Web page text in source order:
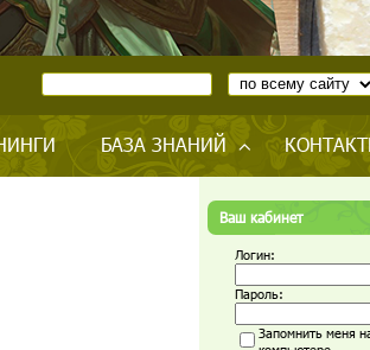
БАЗА ЗНАНИЙ
Ваш кабинет
Логин:
Пароль:
Запомнить меня